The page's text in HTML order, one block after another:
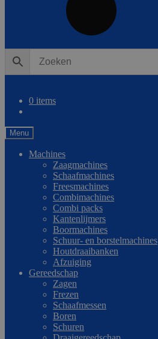
0 items
Menu
Machines
Zaagmachines
Schaafmachines
Freesmachines
Combimachines
Combi packs
Kantenlijmers
Boormachines
Schuur- en borstelmachines
Houtdraaibanken
Afzuiging
Gereedschap
Zagen
Frezen
Schaafmessen
Boren
Schuren